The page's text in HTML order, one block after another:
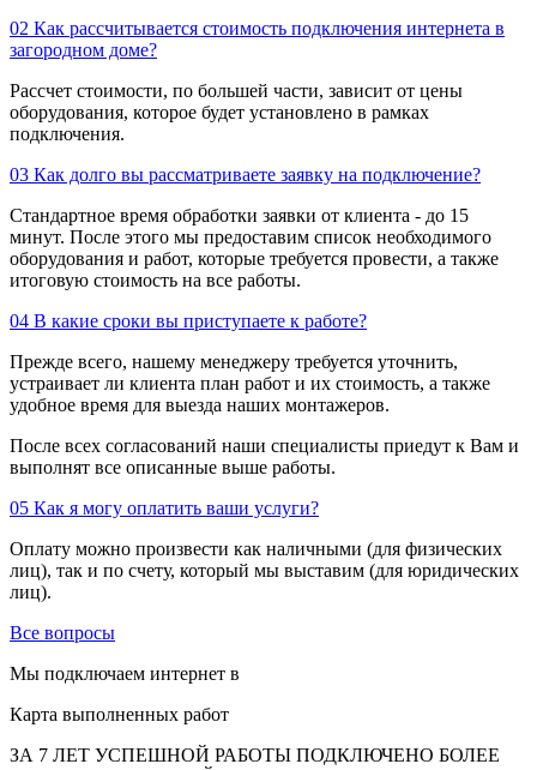
02 Как рассчитывается стоимость подключения интернета в
загородном доме?
Рассчет стоимости, по большей части, зависит от цены
оборудования, которое будет установлено в рамках
подключения.
03 Как долго вы рассматриваете заявку на подключение?
Стандартное время обработки заявки от клиента - до 15
минут. После этого мы предоставим список необходимого
оборудования и работ, которые требуется провести, а также
итоговую стоимость на все работы.
04 В какие сроки вы приступаете к работе?
Прежде всего, нашему менеджеру требуется уточнить,
устраивает ли клиента план работ и их стоимость, а также
удобное время для выезда наших монтажеров.
После всех согласований наши специалисты приедут к Вам и
выполнят все описанные выше работы.
05 Как я могу оплатить ваши услуги?
Оплату можно произвести как наличными (для физических
лиц), так и по счету, который мы выставим (для юридических
лиц).
Все вопросы
Мы подключаем интернет в
Карта выполненных работ
ЗА 7 ЛЕТ УСПЕШНОЙ РАБОТЫ ПОДКЛЮЧЕНО БОЛЕЕ